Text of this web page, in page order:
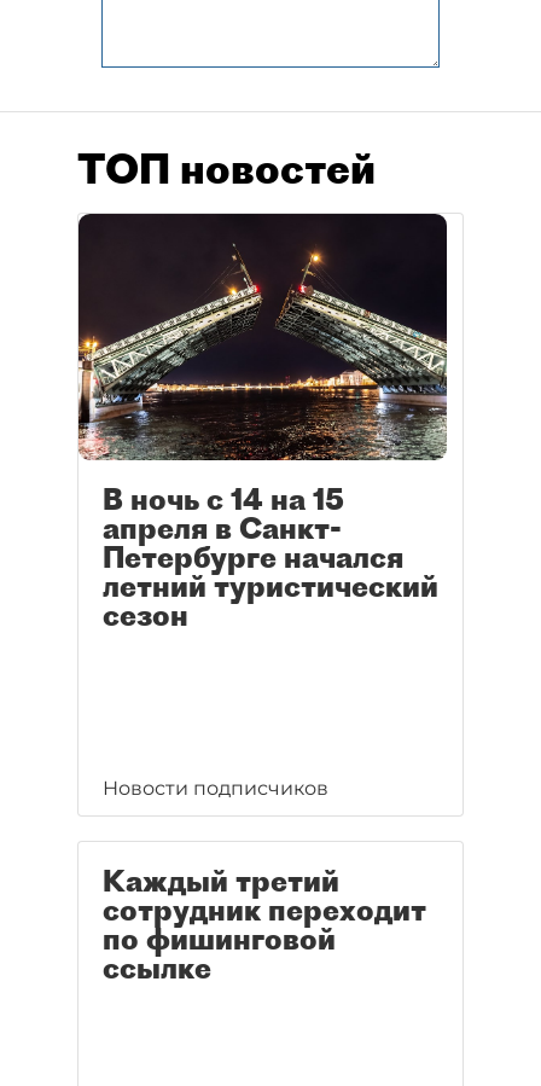
ТОП новостей
В ночь с 14 на 15
апреля в Санкт-
Петербурге начался
летний туристический
сезон
Новости подписчиков
Каждый третий
сотрудник переходит
по фишинговой
ссылке